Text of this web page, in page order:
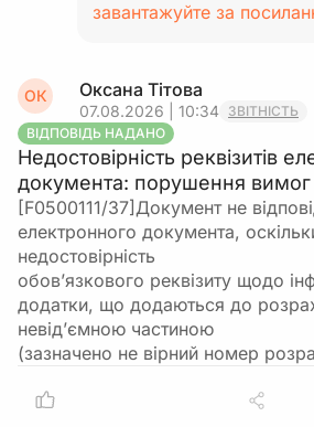
завантажуйте за
ОК Оксана Тітова
07.08.2026 | 10:34 ЗВІТНІСТЬ
ВІДПОВІДЬ НАДАНО
Недостовірність реквізитів
документа: порушення вимог
[F0500111/37]Документ не
електронного документа,
недостовірність
обов’язкового реквізиту щодо
додатки, що додаються до
невід’ємною частиною
(зазначено не вірний номер